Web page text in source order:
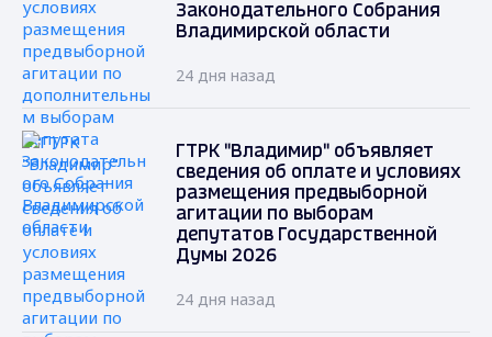
Законодательного Собрания
Владимирской области
24 дня назад
ГТРК "Владимир" объявляет
сведения об оплате и условиях
размещения предвыборной
агитации по выборам
депутатов Государственной
Думы 2026
24 дня назад